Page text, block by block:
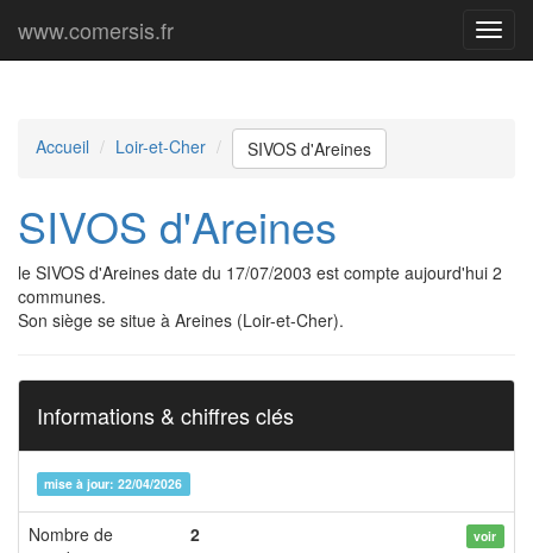
Menu
www.comersis.fr
Accueil Loir-et-Cher SIVOS d'Areines
SIVOS d'Areines
le SIVOS d'Areines date du 17/07/2003 est compte aujourd'hui 2
communes.
Son siège se situe à Areines (Loir-et-Cher).
Informations & chiffres clés
mise à jour: 22/04/2026
Nombre de
2 voir